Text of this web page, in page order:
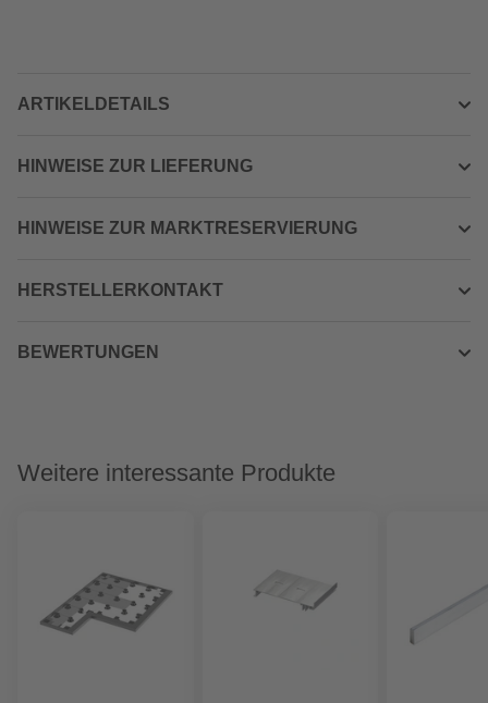
ARTIKELDETAILS
HINWEISE ZUR LIEFERUNG
HINWEISE ZUR MARKTRESERVIERUNG
HERSTELLERKONTAKT
BEWERTUNGEN
Weitere interessante Produkte